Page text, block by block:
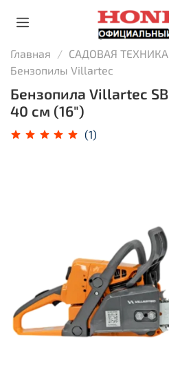
Главная САДОВАЯ ТЕХНИКА
Бензопилы Villartec
Бензопила Villartec
40 см (16")
(1)